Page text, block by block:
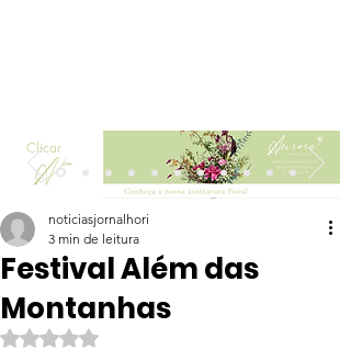
Clicar
Festival Além das
Montanhas
noticiasjornalhori
3 min de leitura
Avaliado com NaN de 5 estrelas.